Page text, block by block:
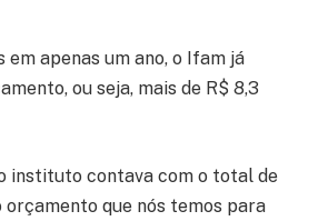
em apenas um ano, o Ifam já
ou seja, mais de R$ 8,3
instituto contava com o total de
orçamento que nós temos para